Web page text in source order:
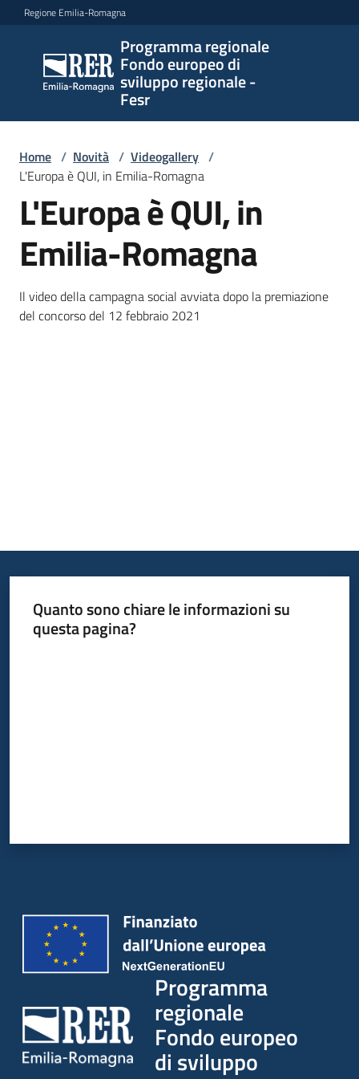
Vai al contenuto
Vai alla navigazione
Vai al footer
Regione Emilia-Romagna
Programma regionale
Fondo europeo di
sviluppo regionale -
Fesr
Programma
regionale
Fondo
europeo di
regionale -
Fesr
Novità
Programmi
Home / Novità / Videogallery /
L'Europa è QUI, in Emilia-Romagna
L'Europa è QUI, in
Emilia-Romagna
Il video della campagna social avviata dopo la premiazione
del concorso del 12 febbraio 2021
Quanto sono chiare le informazioni su
questa pagina?
Programma
regionale
Fondo europeo
di sviluppo